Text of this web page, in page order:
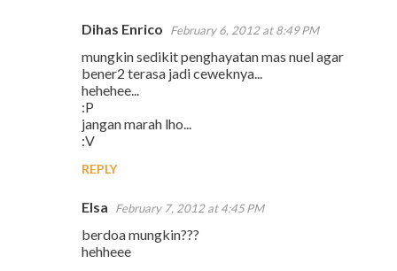
Dihas Enrico February 6, 2012 at 8:49 PM
mungkin sedikit penghayatan mas nuel agar
bener2 terasa jadi ceweknya...
hehehee...
:P
jangan marah lho...
:V
REPLY
Elsa February 7, 2012 at 4:45 PM
berdoa mungkin???
hehheee